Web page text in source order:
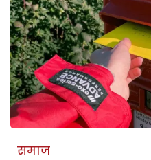
समाज